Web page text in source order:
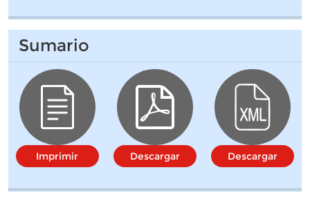
Sumario
Imprimir Descargar Descargar